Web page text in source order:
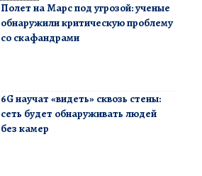
Полет на Марс под угрозой: ученые
обнаружили критическую проблему
со скафандрами
6G научат «видеть» сквозь стены:
сеть будет обнаруживать людей
без камер